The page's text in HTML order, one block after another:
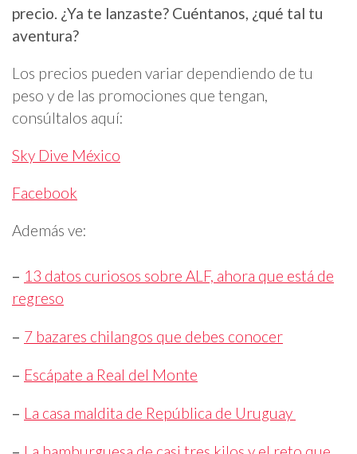
precio. ¿Ya te lanzaste? Cuéntanos, ¿qué tal tu
aventura?
Los precios pueden variar dependiendo de tu
peso y de las promociones que tengan,
consúltalos aquí:
Sky Dive México
Facebook
Además ve:
– 13 datos curiosos sobre ALF, ahora que está de
regreso
– 7 bazares chilangos que debes conocer
– Escápate a Real del Monte
– La casa maldita de República de Uruguay